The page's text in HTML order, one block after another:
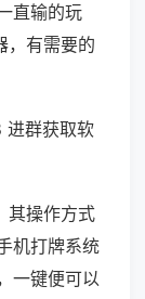
直输的玩
，有需要的
群获取软
其操作方式
机打牌系统
一键便可以